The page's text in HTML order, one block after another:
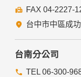
FAX 04-2227-
台中市中區成
台南分公司
TEL 06-300-